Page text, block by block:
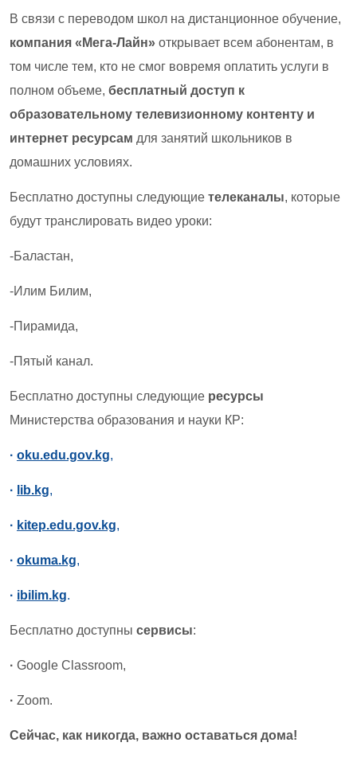
В связи с переводом школ на дистанционное обучение,
компания «Мега-Лайн» открывает всем абонентам, в
том числе тем, кто не смог вовремя оплатить услуги в
полном объеме, бесплатный доступ к
образовательному телевизионному контенту и
интернет ресурсам для занятий школьников в
домашних условиях.
Бесплатно доступны следующие телеканалы, которые
будут транслировать видео уроки:
-Баластан,
-Илим Билим,
-Пирамида,
-Пятый канал.
Бесплатно доступны следующие ресурсы
Министерства образования и науки КР:
· oku.edu.gov.kg,
· lib.kg,
· kitep.edu.gov.kg,
· okuma.kg,
· ibilim.kg.
Бесплатно доступны сервисы:
· Google Classroom,
· Zoom.
Сейчас, как никогда, важно оставаться дома!